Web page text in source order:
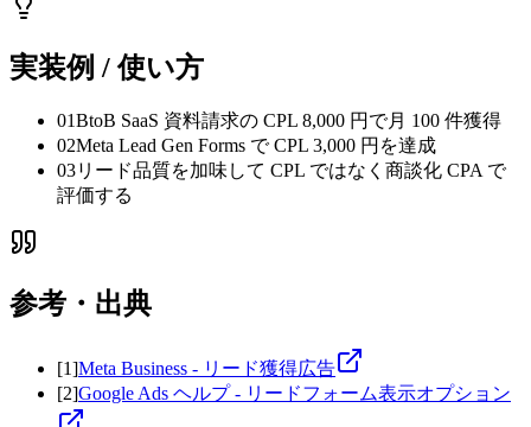
実装例 / 使い方
01BtoB SaaS 資料請求の CPL 8,000 円で月 100 件獲得
02Meta Lead Gen Forms で CPL 3,000 円を達成
03リード品質を加味して CPL ではなく商談化 CPA で
評価する
参考・出典
[1]Meta Business - リード獲得広告
[2]Google Ads ヘルプ - リードフォーム表示オプション